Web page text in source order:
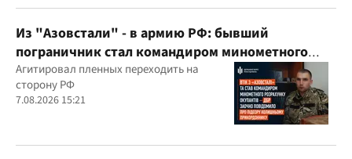
Из "Азовстали" - в армию РФ: бывший
пограничник стал командиром минометного
расчета оккупантов
Агитировал пленных переходить на
сторону РФ
7.08.2026 15:21